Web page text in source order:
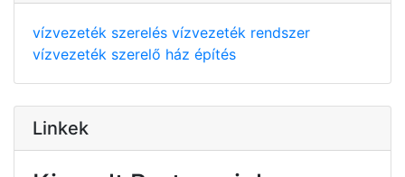
vízvezeték szerelés vízvezeték rendszer
vízvezeték szerelő ház építés
Linkek